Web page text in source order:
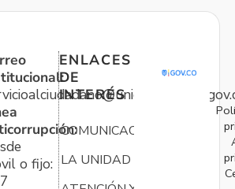
o fijo:
ENLACES
DE
INTERÉS
COMUNICACIONES
LA UNIDAD